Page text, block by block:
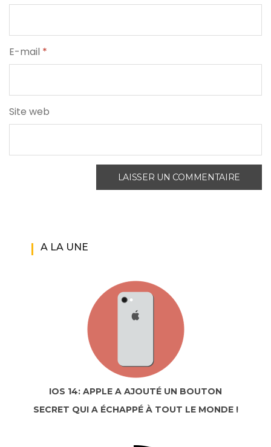
E-mail *
Site web
A LA UNE
IOS 14: APPLE A AJOUTÉ UN BOUTON
SECRET QUI A ÉCHAPPÉ À TOUT LE MONDE !